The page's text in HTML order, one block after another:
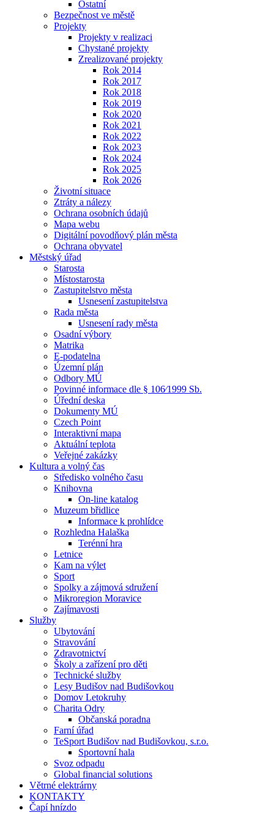
Ostatní
Bezpečnost ve městě
Projekty
Projekty v realizaci
Chystané projekty
Zrealizované projekty
Rok 2014
Rok 2017
Rok 2018
Rok 2019
Rok 2020
Rok 2021
Rok 2022
Rok 2023
Rok 2024
Rok 2025
Rok 2026
Životní situace
Ztráty a nálezy
Ochrana osobních údajů
Mapa webu
Digitální povodňový plán města
Ochrana obyvatel
Městský úřad
Starosta
Místostarosta
Zastupitelstvo města
Usnesení zastupitelstva
Rada města
Usnesení rady města
Osadní výbory
Matrika
E-podatelna
Územní plán
Odbory MÚ
Povinné informace dle § 106⁄1999 Sb.
Úřední deska
Dokumenty MÚ
Czech Point
Interaktivní mapa
Aktuální teplota
Veřejné zakázky
Kultura a volný čas
Středisko volného času
Knihovna
On-line katalog
Muzeum břidlice
Informace k prohlídce
Rozhledna Halaška
Terénní hra
Letnice
Kam na výlet
Sport
Spolky a zájmová sdružení
Mikroregion Moravice
Zajímavosti
Služby
Ubytování
Stravování
Zdravotnictví
Školy a zařízení pro děti
Technické služby
Lesy Budišov nad Budišovkou
Domov Letokruhy
Charita Odry
Občanská poradna
Farní úřad
TeSport Budišov nad Budišovkou, s.r.o.
Sportovní hala
Svoz odpadu
Global financial solutions
Větrné elektrárny
KONTAKTY
Čapí hnízdo